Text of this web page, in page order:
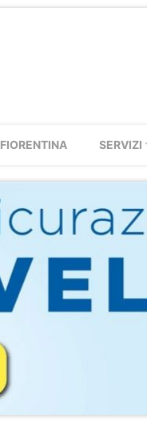
FIORENTINA SERVIZI